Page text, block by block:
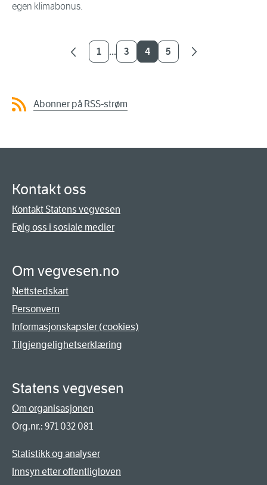
egen klimabonus.
1 3 4 5
Abonner på RSS-strøm
Kontakt oss
Kontakt Statens vegvesen
Følg oss i sosiale medier
Om vegvesen.no
Nettstedskart
Personvern
Informasjonskapsler (cookies)
Tilgjengelighetserklæring
Statens vegvesen
Om organisasjonen
Org.nr.: 971 032 081
Statistikk og analyser
Innsyn etter offentligloven